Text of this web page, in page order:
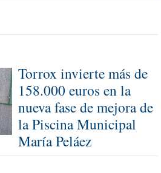
Torrox invierte más de
158.000 euros en la
nueva fase de mejora de
la Piscina Municipal
María Peláez